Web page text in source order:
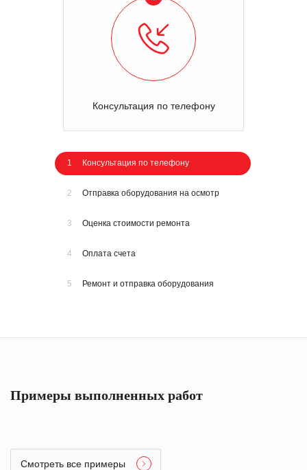
Консультация по телефону
1 Консультация по телефону
2 Отправка оборудования на осмотр
3 Оценка стоимости ремонта
4 Оплата счета
5 Ремонт и отправка оборудования
Примеры выполненных работ
Смотреть все примеры